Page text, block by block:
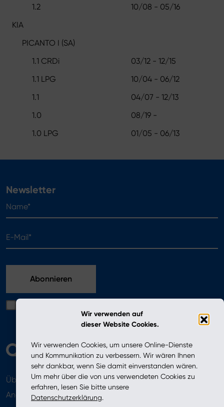
Wir verwenden auf
dieser Website Cookies.
Wir verwenden Cookies, um unsere Online-Dienste
und Kommunikation zu verbessern. Wir wären Ihnen
sehr dankbar, wenn Sie damit einverstanden wären.
Um mehr über die von uns verwendeten Cookies zu
erfahren, lesen Sie bitte unsere
Datenschutzerklärung.
1.2
10/08 - 05/16
KIA
PICANTO I (SA)
1.1 CRDi
03/12 - 12/15
1.1 LPG
10/04 - 06/12
1.1
04/07 - 12/13
1.0
08/19 -
1.0 LPG
01/05 - 06/13
Newsletter
Ich bestätige, dass ich die in der Datenschutzerklärung
enthaltenen Bedingungen gelesen habe
Über uns
Angebot
Aktuelles